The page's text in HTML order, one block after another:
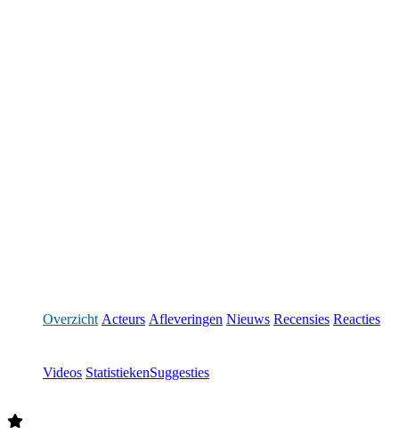
Overzicht Acteurs Afleveringen Nieuws Recensies Reacties
Videos StatistiekenSuggesties